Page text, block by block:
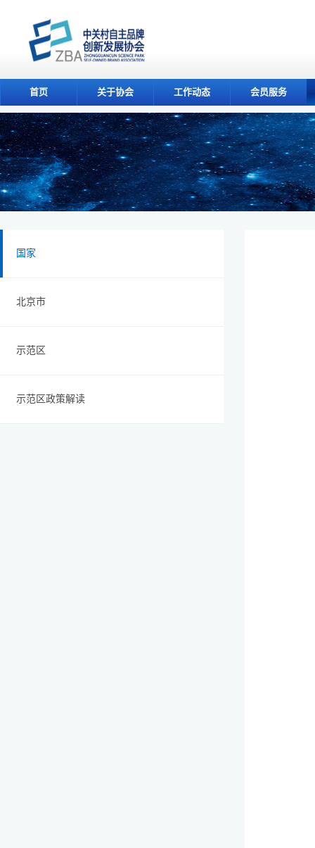
首页 关于协会 工作动态 会员服务
国家
北京市
示范区
示范区政策解读